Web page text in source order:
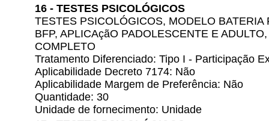
16 - TESTES PSICOLÓGICOS
TESTES PSICOLÓGICOS, MODELO
BFP, APLICAçãO PADOLESCENTE E
COMPLETO
Tratamento Diferenciado: Tipo I - Participação
Aplicabilidade Decreto 7174: Não
Aplicabilidade Margem de Preferência: Não
Quantidade: 30
Unidade de fornecimento: Unidade